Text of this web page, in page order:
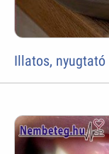
Illatos, nyugtató